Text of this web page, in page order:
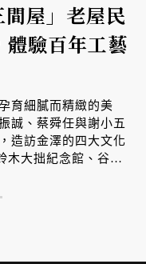
屋」老屋民
體驗百年工藝
育細膩而精緻的美
誠、蔡舜任與謝小五
造訪金澤的四大文化
大拙紀念館、谷口